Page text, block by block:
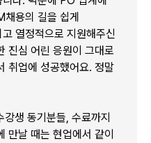
채용의 길을 쉽게
열정적으로 지원해주신
진심 어린 응원이 그대로
취업에 성공했어요. 정말
생 동기분들, 수료까지
만날 때는 현업에서 같이